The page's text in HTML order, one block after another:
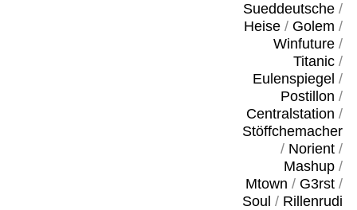
Sueddeutsche/
Heise/ Golem /
Winfuture/
Titanic/
Eulenspiegel /
Postillon /
Centralstation /
Stöffchemacher
/ Norient/
Mashup/
Mtown / G3rst/
Soul / Rillenrudi